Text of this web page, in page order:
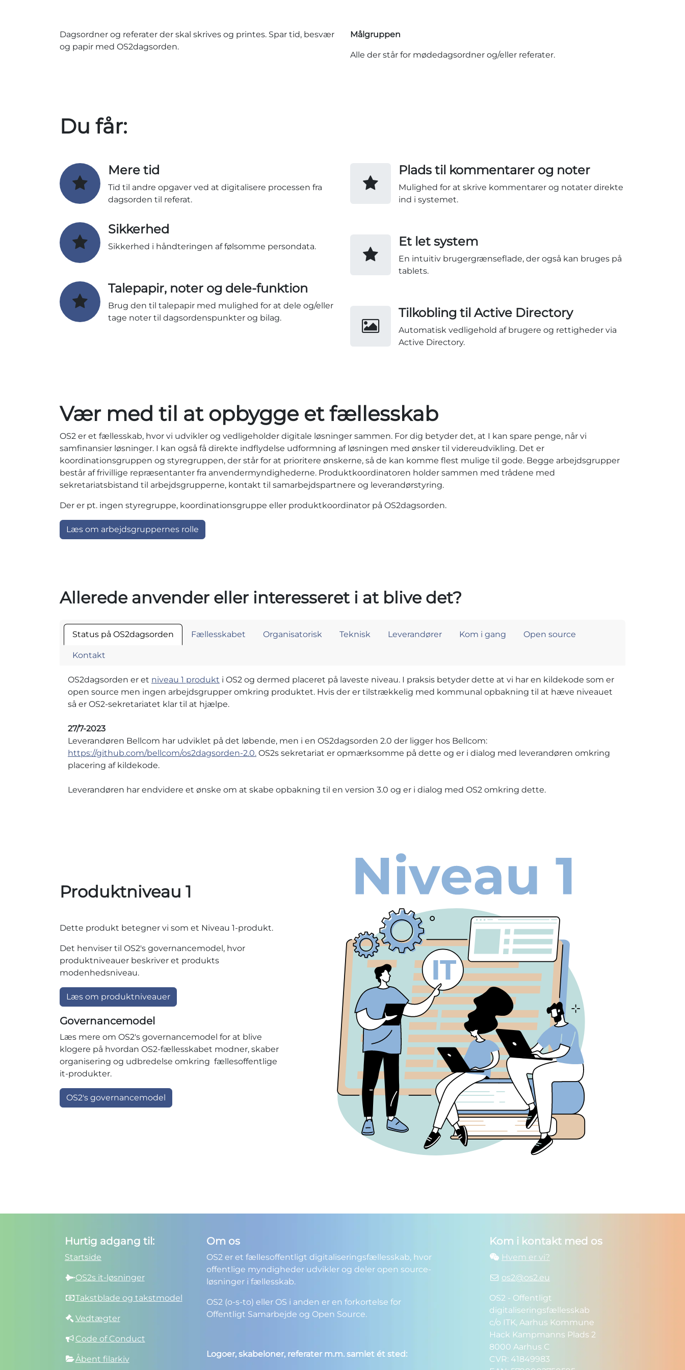
Dagsordner og referater der skal skrives og printes. Spar tid, besvær
og papir med OS2dagsorden.
Målgruppen
Alle der står for mødedagsordner og/eller referater.
Du får:
Mere tid
Tid til andre opgaver ved at digitalisere processen fra
dagsorden til referat.
Sikkerhed
Sikkerhed i håndteringen af følsomme persondata.
Talepapir, noter og dele-funktion
Brug den til talepapir med mulighed for at dele og/eller
tage noter til dagsordenspunkter og bilag.
Plads til kommentarer og noter
Mulighed for at skrive kommentarer og notater direkte
ind i systemet.
Et let system
En intuitiv brugergrænseflade, der også kan bruges på
tablets.
Tilkobling til Active Directory
Automatisk vedligehold af brugere og rettigheder via
Active Directory.
Vær med til at opbygge et fællesskab
OS2 er et fællesskab, hvor vi udvikler og vedligeholder digitale løsninger sammen. For dig betyder det, at I kan spare penge, når vi
samfinansier løsninger. I kan også få direkte indflydelse udformning af løsningen med ønsker til videreudvikling. Det er
koordinationsgruppen og styregruppen, der står for at prioritere ønskerne, så de kan komme flest mulige til gode. Begge arbejdsgrupper
består af frivillige repræsentanter fra anvendermyndighederne. Produktkoordinatoren holder sammen med trådene med
sekretariatsbistand til arbejdsgrupperne, kontakt til samarbejdspartnere og leverandørstyring.
Der er pt. ingen styregruppe, koordinationsgruppe eller produktkoordinator på OS2dagsorden.
Læs om arbejdsgruppernes rolle
Allerede anvender eller interesseret i at blive det?
Status på OS2dagsorden Fællesskabet Organisatorisk Teknisk Leverandører Kom i gang Open source
Kontakt
OS2dagsorden er et niveau 1 produkt i OS2 og dermed placeret på laveste niveau. I praksis betyder dette at vi har en kildekode som er
open source men ingen arbejdsgrupper omkring produktet. Hvis der er tilstrækkelig med kommunal opbakning til at hæve niveauet
så er OS2-sekretariatet klar til at hjælpe.
27/7-2023
Leverandøren Bellcom har udviklet på det løbende, men i en OS2dagsorden 2.0 der ligger hos Bellcom:
https://github.com/bellcom/os2dagsorden-2.0. OS2s sekretariat er opmærksomme på dette og er i dialog med leverandøren omkring
placering af kildekode.
Leverandøren har endvidere et ønske om at skabe opbakning til en version 3.0 og er i dialog med OS2 omkring dette.
Produktniveau 1
Dette produkt betegner vi som et Niveau 1-produkt.
Det henviser til OS2's governancemodel, hvor
produktniveauer beskriver et produkts
modenhedsniveau.
Læs om produktniveauer
Governancemodel
Læs mere om OS2's governancemodel for at blive
klogere på hvordan OS2-fællesskabet modner, skaber
organisering og udbredelse omkring fællesoffentlige
it-produkter.
OS2's governancemodel
Om os
OS2 er et fællesoffentligt digitaliseringsfællesskab, hvor
offentlige myndigheder udvikler og deler open source-
løsninger i fællesskab.
OS2 (o-s-to) eller OS i anden er en forkortelse for
Offentligt Samarbejde og Open Source.
Logoer, skabeloner, referater m.m. samlet ét sted:
Hurtig adgang til:
Startside
OS2s it-løsninger
Takstblade og takstmodel
Vedtægter
Code of Conduct
Åbent filarkiv
Kom i kontakt med os
Hvem er vi?
os2@os2.eu
OS2 - Offentligt
digitaliseringsfællesskab
c/o ITK, Aarhus Kommune
Hack Kampmanns Plads 2
8000 Aarhus C
CVR: 41849983